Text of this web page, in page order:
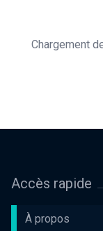
Chargement
Accès rapide
À propos